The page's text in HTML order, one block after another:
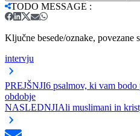
TODO MESSAGE :
Ključne besede/oznake, povezane
intervju
PREJŠNJI6 psalmov, ki vam
obdobje
NASLEDNJIAli muslimani in